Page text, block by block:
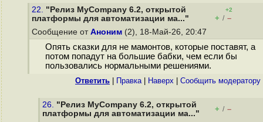
22. "Релиз MyCompany 6.2, открытой
платформы для автоматизации ма..."
+2
+ / –
Сообщение от Аноним (2), 18-Май-26, 20:47
Опять сказки для не мамонтов, которые поставят, а
потом попадут на большие бабки, чем если бы
пользовались нормальными решениями.
Ответить Правка| Наверх Cообщить модератору
26. "Релиз MyCompany 6.2, открытой
платформы для автоматизации ма..."
+ / –